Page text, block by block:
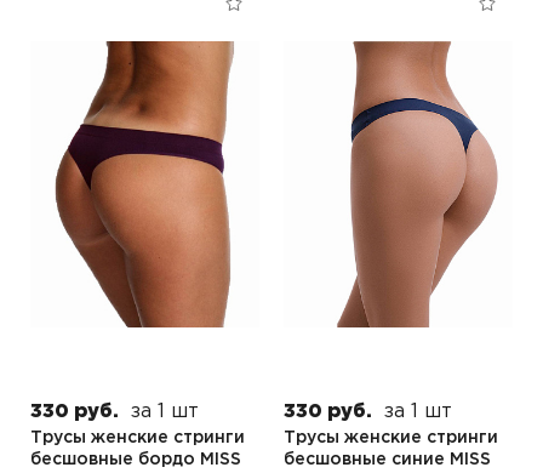
330 руб. за 1 шт
Трусы женские стринги
бесшовные бордо MISS
330 руб. за 1 шт
Трусы женские стринги
бесшовные синие MISS